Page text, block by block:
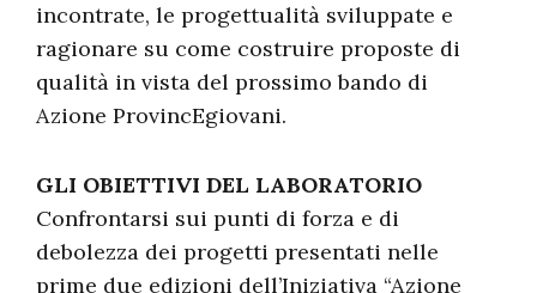
incontrate, le progettualità sviluppate e
ragionare su come costruire proposte di
qualità in vista del prossimo bando di
Azione ProvincEgiovani.
GLI OBIETTIVI DEL LABORATORIO
Confrontarsi sui punti di forza e di
debolezza dei progetti presentati nelle
prime due edizioni dell’Iniziativa “Azione